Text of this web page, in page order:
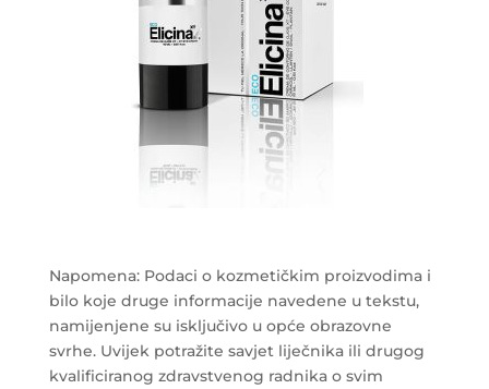
Napomena: Podaci o kozmetičkim proizvodima i
bilo koje druge informacije navedene u tekstu,
namijenjene su isključivo u opće obrazovne
svrhe. Uvijek potražite savjet liječnika ili drugog
kvalificiranog zdravstvenog radnika o svim